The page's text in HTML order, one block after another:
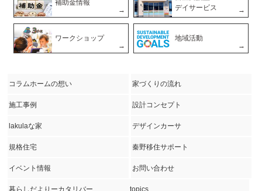
補助金情報
デイサービス
ワークショップ 地域活動
コラムホームの想い 家づくりの流れ
施工事例 設計コンセプト
lakulaな家 デザインカーサ
規格住宅 秦野移住サポート
イベント情報 お問い合わせ
暮らしだよりーカタリバー topics